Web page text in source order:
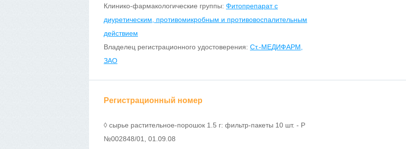
Клинико-фармакологические группы: Фитопрепарат с
диуретическим, противомикробным и противовоспалительным
действием
Владелец регистрационного удостоверения: Ст.-МЕДИФАРМ,
ЗАО
Регистрационный номер
◊ сырье растительное-порошок 1.5 г: фильтр-пакеты 10 шт. - Р
№002848/01, 01.09.08